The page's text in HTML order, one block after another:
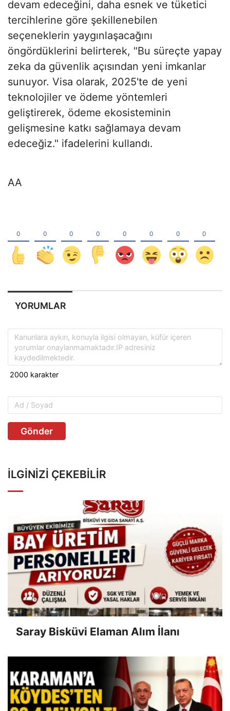
devam edeceğini, daha esnek ve tüketici
tercihlerine göre şekillenebilen
seçeneklerin yaygınlaşacağını
öngördüklerini belirterek, "Bu süreçte yapay
zeka da güvenlik açısından yeni imkanlar
sunuyor. Visa olarak, 2025'te de yeni
teknolojiler ve ödeme yöntemleri
geliştirerek, ödeme ekosisteminin
gelişmesine katkı sağlamaya devam
edeceğiz." ifadelerini kullandı.
AA
YORUMLAR
Gönder
İLGINIZI ÇEKEBILIR
Saray Bisküvi Elaman Alım İlanı